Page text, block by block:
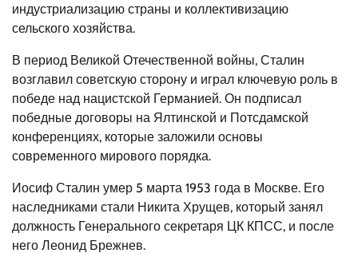
индустриализацию страны и коллективизацию
сельского хозяйства.
В период Великой Отечественной войны, Сталин
возглавил советскую сторону и играл ключевую роль в
победе над нацистской Германией. Он подписал
победные договоры на Ялтинской и Потсдамской
конференциях, которые заложили основы
современного мирового порядка.
Иосиф Сталин умер 5 марта 1953 года в Москве. Его
наследниками стали Никита Хрущев, который занял
должность Генерального секретаря ЦК КПСС, и после
него Леонид Брежнев.